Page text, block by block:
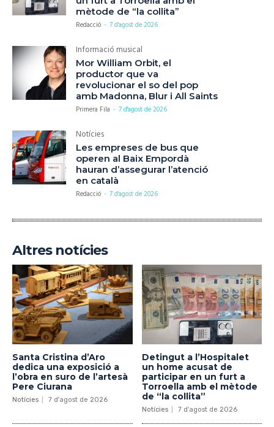
mètode de “la collita”
Redacció - 7 d'agost de 2026
Informació musical
Mor William Orbit, el
productor que va
revolucionar el so del pop
amb Madonna, Blur i All Saints
Primera Fila - 7 d'agost de 2026
Notícies
Les empreses de bus que
operen al Baix Empordà
hauran d’assegurar l’atenció
en català
Redacció - 7 d'agost de 2026
Altres notícies
Santa Cristina d’Aro
dedica una exposició a
l’obra en suro de l’artesà
Pere Ciurana
Notícies 7 d'agost de 2026
Detingut a l’Hospitalet
un home acusat de
participar en un furt a
Torroella amb el mètode
de “la collita”
Notícies 7 d'agost de 2026